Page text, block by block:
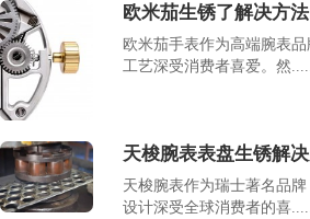
欧米茄生锈了解决方法
欧米茄手表作为高端腕表
工艺深受消费者喜爱。然
天梭腕表表盘生锈解
天梭腕表作为瑞士著名品
设计深受全球消费者的喜